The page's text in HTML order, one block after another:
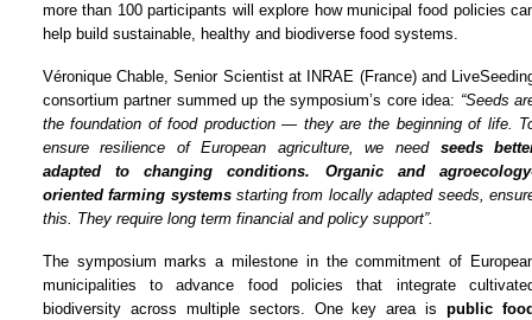
more than 100 participants will explore how municipal food policies
help build sustainable, healthy and biodiverse food systems.
Véronique Chable, Senior Scientist at INRAE (France) and
consortium partner summed up the symposium’s core idea: “Seeds
the foundation of food production — they are the beginning of life.
ensure resilience of European agriculture, we need seeds
adapted to changing conditions. Organic and
oriented farming systems starting from locally adapted seeds,
this. They require long term financial and policy support”.
The symposium marks a milestone in the commitment of
municipalities to advance food policies that integrate
biodiversity across multiple sectors. One key area is public